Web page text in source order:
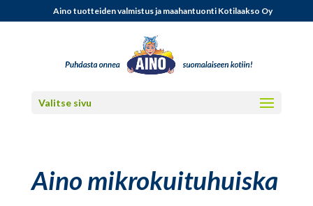
Aino tuotteiden valmistus ja maahantuonti Kotilaakso Oy
Valitse sivu
Aino mikrokuituhuiska